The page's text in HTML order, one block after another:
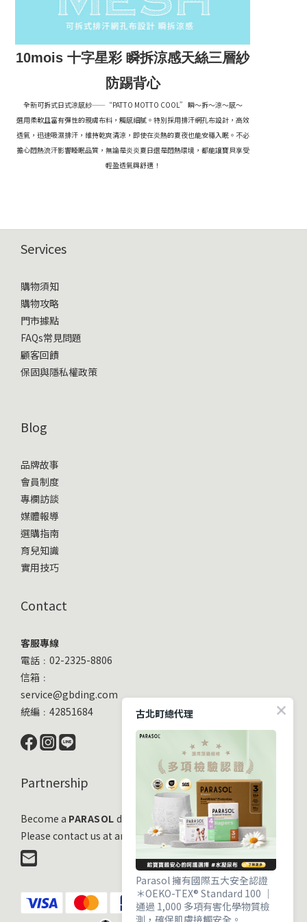
10mois 十字星彩 瞬拆涼感天絲三層紗
防踢背心
全新可拆式日式涼感紗——“PATTO MOTTO COOL” 瞬～拆～涼～感～
選用柔軟且富有彈性的親膚布料，觸感細膩。特別採用排汗網孔布設計，高效
透氣，迅速吸濕排汗，維持乾爽清涼，即使在炎熱的夏夜也能安穩入眠。不必
擔心悶熱流汗影響睡眠品質，無論是炎炎夏日還是悶熱環境，都能讓寶貝享受
輕盈透氣與舒適！
Services
購物須知
購物攻略
門市據點
FAQs常見問題
顧客回饋
保固與隱私權政策
Blog
品牌故事
會員制度
專欄訪談
媒體報導
選購指南
育兒知識
實用技巧
Contact
客服專線
電話﹕02-2325-8806
信箱﹕
service@gbding.com
統編﹕42851684
Partnership
Become a PARASOL distribution partner
Please contact us at any time!
古北町總代理
Parasol 擁有國際五大安全認證
＊OEKO-TEX® Standard 100 ｜
通過 1,000 多項有害化學物質檢
測，確保肌膚接觸安全。